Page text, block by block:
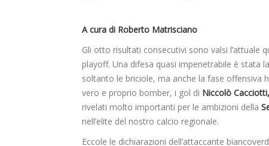
A cura di Roberto Matrisciano
Gli otto risultati consecutivi sono valsi l’attuale
playoff. Una difesa quasi impenetrabile è stata
soltanto le briciole, ma anche la fase offensiva
vero e proprio bomber, i gol di Niccolò
rivelati molto importanti per le ambizioni della
nell’elite del nostro calcio regionale.
Eccole le dichiarazioni dell’attaccante